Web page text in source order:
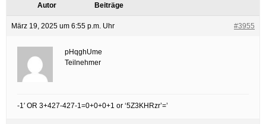
Autor Beiträge
März 19, 2025 um 6:55 p.m. Uhr #3955
pHqghUme
Teilnehmer
-1′ OR 3+427-427-1=0+0+0+1 or ‘5Z3KHRzr’=’